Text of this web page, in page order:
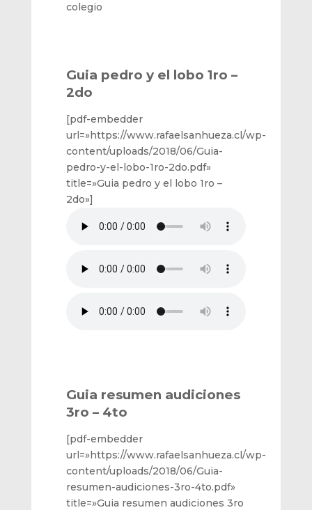
colegio
Guia pedro y el lobo 1ro –
2do
[pdf-embedder
url=»https://www.rafaelsanhueza.cl/wp-
content/uploads/2018/06/Guia-
pedro-y-el-lobo-1ro-2do.pdf»
title=»Guia pedro y el lobo 1ro –
2do»]
Guia resumen audiciones
3ro – 4to
[pdf-embedder
url=»https://www.rafaelsanhueza.cl/wp-
content/uploads/2018/06/Guia-
resumen-audiciones-3ro-4to.pdf»
title=»Guia resumen audiciones 3ro